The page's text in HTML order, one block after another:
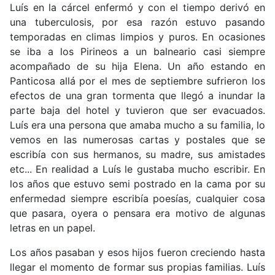
Luís en la cárcel enfermó y con el tiempo derivó en
una tuberculosis, por esa razón estuvo pasando
temporadas en climas limpios y puros. En ocasiones
se iba a los Pirineos a un balneario casi siempre
acompañado de su hija Elena. Un año estando en
Panticosa allá por el mes de septiembre sufrieron los
efectos de una gran tormenta que llegó a inundar la
parte baja del hotel y tuvieron que ser evacuados.
Luís era una persona que amaba mucho a su familia, lo
vemos en las numerosas cartas y postales que se
escribía con sus hermanos, su madre, sus amistades
etc... En realidad a Luís le gustaba mucho escribir. En
los años que estuvo semi postrado en la cama por su
enfermedad siempre escribía poesías, cualquier cosa
que pasara, oyera o pensara era motivo de algunas
letras en un papel.
Los años pasaban y esos hijos fueron creciendo hasta
llegar el momento de formar sus propias familias. Luís